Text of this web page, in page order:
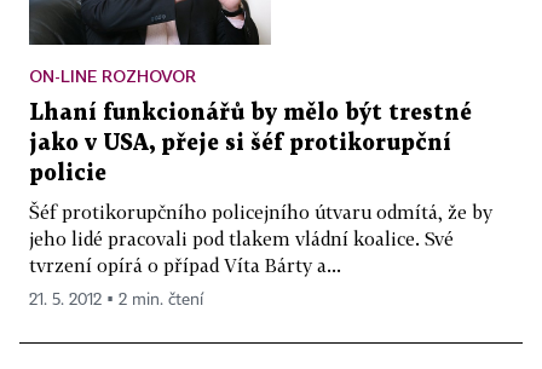
ON-LINE ROZHOVOR
Lhaní funkcionářů by mělo být trestné
jako v USA, přeje si šéf protikorupční
policie
Šéf protikorupčního policejního útvaru odmítá, že by
jeho lidé pracovali pod tlakem vládní koalice. Své
tvrzení opírá o případ Víta Bárty a...
21. 5. 2012 ▪ 2 min. čtení